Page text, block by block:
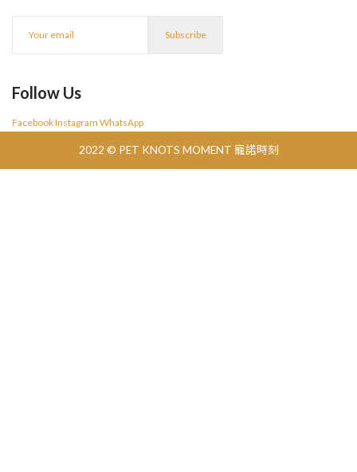
Follow Us
FacebookInstagram WhatsApp
2022 © PET KNOTS MOMENT 寵諾時刻